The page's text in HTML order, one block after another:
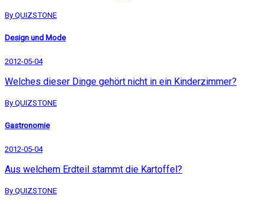
By QUIZSTONE
Design und Mode
2012-05-04
Welches dieser Dinge gehört nicht in ein Kinderzimmer?
By QUIZSTONE
Gastronomie
2012-05-04
Aus welchem Erdteil stammt die Kartoffel?
By QUIZSTONE